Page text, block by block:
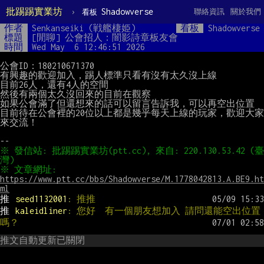
批踢踢實業坊 › 看板 Shadowverse 關於我們
聯絡資訊
作者 Senkanseiki (戦艦棲姫) 看板
Shadowverse
標題
[閒聊] 公會招人：闇影詩章板友會
時間
Wed May  6 12:46:51 2026
公會ID：180210671370
有興趣的歡迎加入，踢人標準只看有沒有太久沒上線
目前26人，還有4人的空間
然後有兩個太久沒回來的目前在觀察
如果公會滿了但還想來的話可以留言告訴我，可以再空出位置
目前待在公會裡的20位以上都是幾乎每天上線的玩家，歡迎大家
來交流！
※ 發信站: 批踢踢實業坊(ptt.cc), 來自: 220.130.53.42 (臺
https://www.ptt.cc/bbs/Shadowverse/M.1778042813.A.BE9.ht
ml
推
seed1132001 : 推推
推
kaleidliner : 您好  有一個朋友想加入 請問還能空出位置
嗎？
推文自動更新已關閉